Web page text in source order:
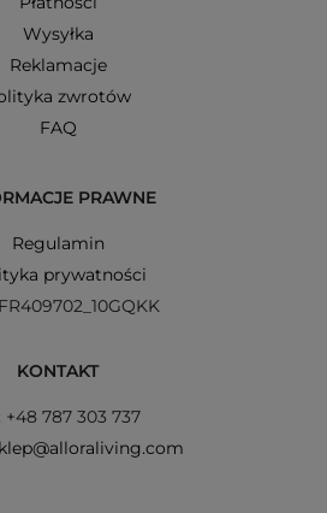
Wysyłka
Reklamacje
zwrotów
FAQ
PRAWNE
Regulamin
prywatności
KONTAKT
+48 787 303 737